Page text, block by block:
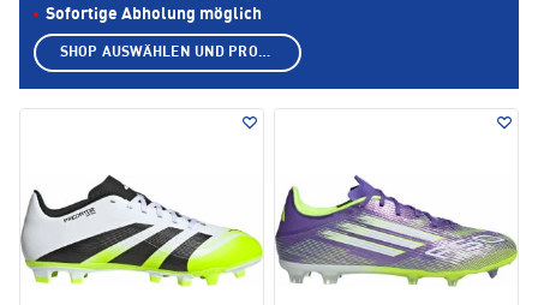
Sofortige Abholung möglich
SHOP AUSWÄHLEN UND PRODUKTE ANZEIGEN